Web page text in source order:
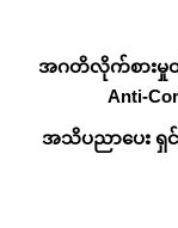
အဂတိလိုက်စားမှုတို
Anti-
အသိပညာပေး ရှင်